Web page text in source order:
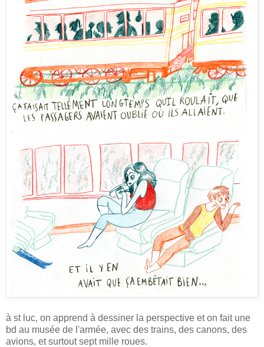
à st luc, on apprend à dessiner la perspective et on fait une
bd au musée de l'armée, avec des trains, des canons, des
avions, et surtout sept mille roues.